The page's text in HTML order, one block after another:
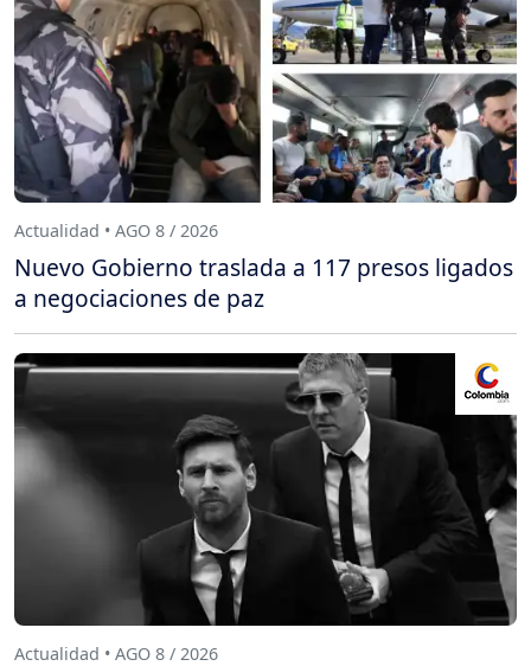
Actualidad • AGO 8 / 2026
Nuevo Gobierno traslada a 117 presos ligados
a negociaciones de paz
Actualidad • AGO 8 / 2026